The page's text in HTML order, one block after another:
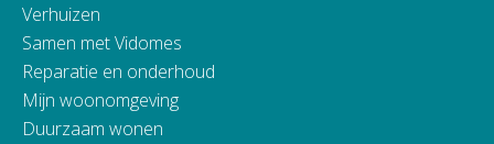
Verhuizen
Samen met Vidomes
Reparatie en onderhoud
Mijn woonomgeving
Duurzaam wonen